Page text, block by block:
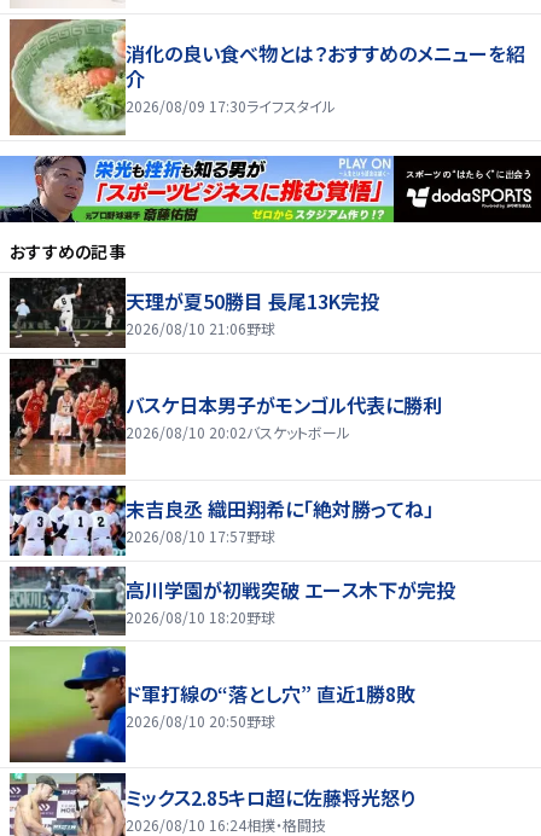
消化の良い食べ物とは？おすすめのメニューを紹
介
2026/08/09 17:30ライフスタイル
おすすめの記事
天理が夏50勝目 長尾13K完投
2026/08/10 21:06野球
バスケ日本男子がモンゴル代表に勝利
2026/08/10 20:02バスケットボール
末吉良丞 織田翔希に「絶対勝ってね」
2026/08/10 17:57野球
高川学園が初戦突破 エース木下が完投
2026/08/10 18:20野球
ド軍打線の“落とし穴” 直近1勝8敗
2026/08/10 20:50野球
ミックス2.85キロ超に佐藤将光怒り
2026/08/10 16:24相撲・格闘技